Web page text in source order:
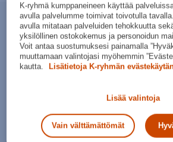
Nopeammin.
Tilaukset toimitetaan sinulle jopa
Helpommin.
Edullisemmin.
Jo yli 6000 huippuhalpaa tuotetta, joista
K-ryhmä kumppaneineen käyttää
avulla palvelumme toimivat toivotulla
avulla mitataan palveluiden tehokkuutta
yksilöllinen ostokokemus ja personoidun
Voit antaa suostumuksesi painamalla
muuttamaan valintojasi myöhemmin
kautta.
Lisätietoja K-ryhmän
Lisää valintoja
Vain välttämättömät